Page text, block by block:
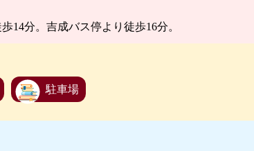
14分。吉成バス停より徒歩16分。
駐車場